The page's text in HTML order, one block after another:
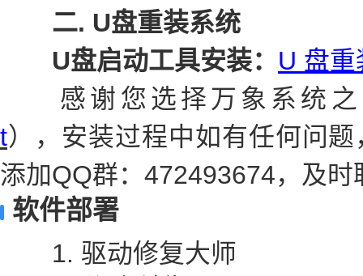
二. U盘重装系统
U盘启动工具安装： U 盘
感谢您选择万象系统之
t），安装过程中如有任何问
添加QQ群：472493674，及
软件部署
1. 驱动修复大师